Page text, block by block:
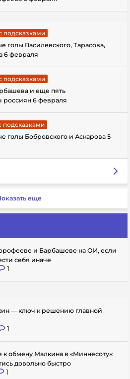
подсказками
голы Василевского, Тарасова,
6 февраля
подсказками
и еще пять
россиян 6 февраля
подсказками
голы Бобровского и Аскарова 5
еще
и Барбашеве на ОИ, если
себя иначе
1
— ключ к решению главной
1
обмену Малкина в «Миннесоту»:
довольно быстро
1